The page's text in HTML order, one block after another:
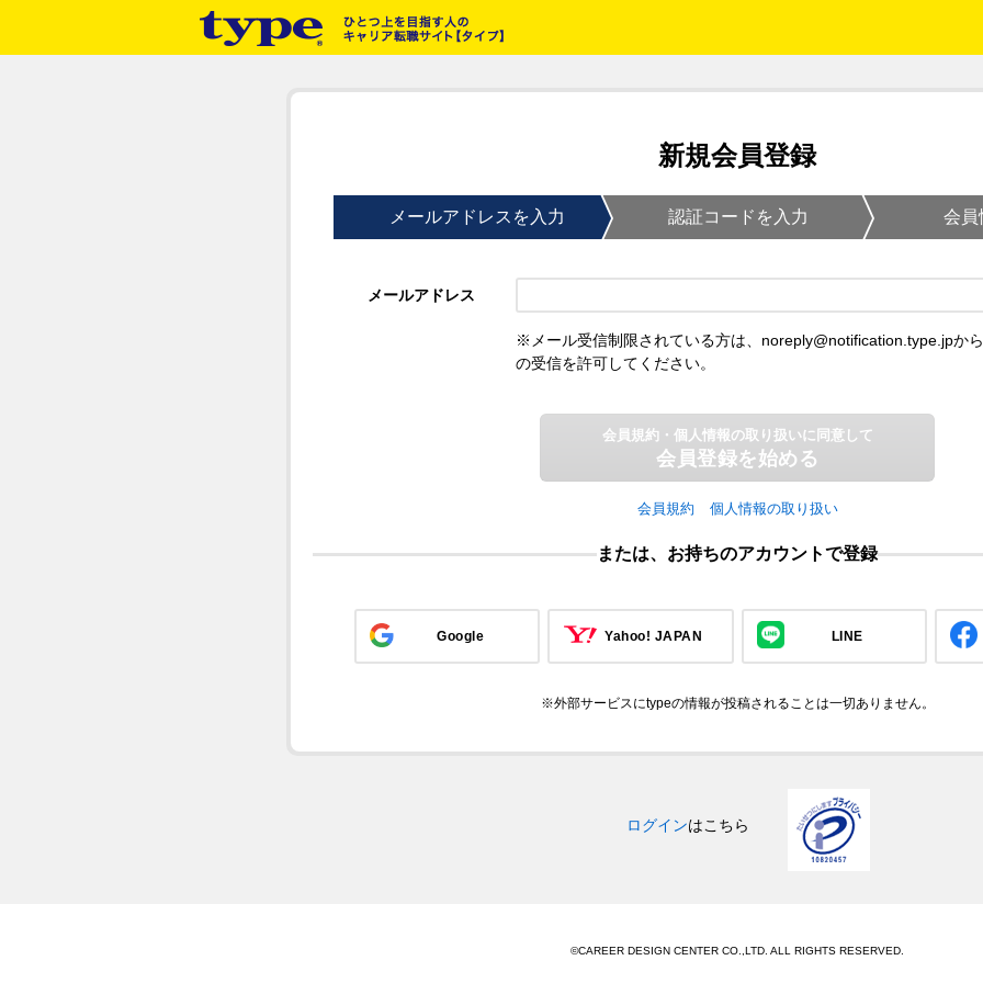
新規会員登録
メールアドレスを入力 認証コードを入力 会員
メールアドレス
※メール受信制限されている方は、noreply@notification.type.jpから
の受信を許可してください。
会員規約・個人情報の取り扱いに同意して
会員登録を始める
会員規約 個人情報の取り扱い
または、お持ちのアカウントで登録
Google Yahoo! JAPAN LINE
※外部サービスにtypeの情報が投稿されることは一切ありません。
ログインはこちら
©CAREER DESIGN CENTER CO.,LTD. ALL RIGHTS RESERVED.